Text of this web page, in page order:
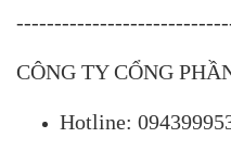
CÔNG TY CỔNG
Hotline: